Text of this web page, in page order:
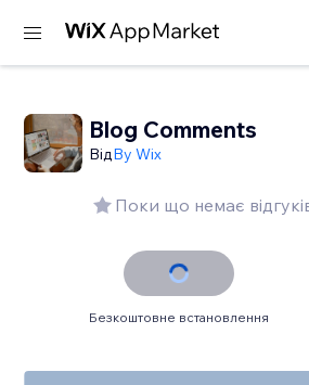
Blog Comments
ВідBy Wix
Поки що немає
Безкоштовне встановлення